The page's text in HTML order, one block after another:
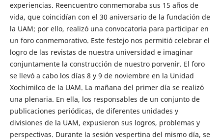
experiencias. Reencuentro conmemoraba sus 15 años de
vida, que coincidían con el 30 aniversario de la fundación de
la UAM; por ello, realizó una convocatoria para participar en
un foro conmemorativo. Este festejo nos permitió celebrar el
logro de las revistas de nuestra universidad e imaginar
conjuntamente la construcción de nuestro porvenir. El foro
se llevó a cabo los días 8 y 9 de noviembre en la Unidad
Xochimilco de la UAM. La mañana del primer día se realizó
una plenaria. En ella, los responsables de un conjunto de
publicaciones periódicas, de diferentes unidades y
divisiones de la UAM, expusieron sus logros, problemas y
perspectivas. Durante la sesión vespertina del mismo día, se